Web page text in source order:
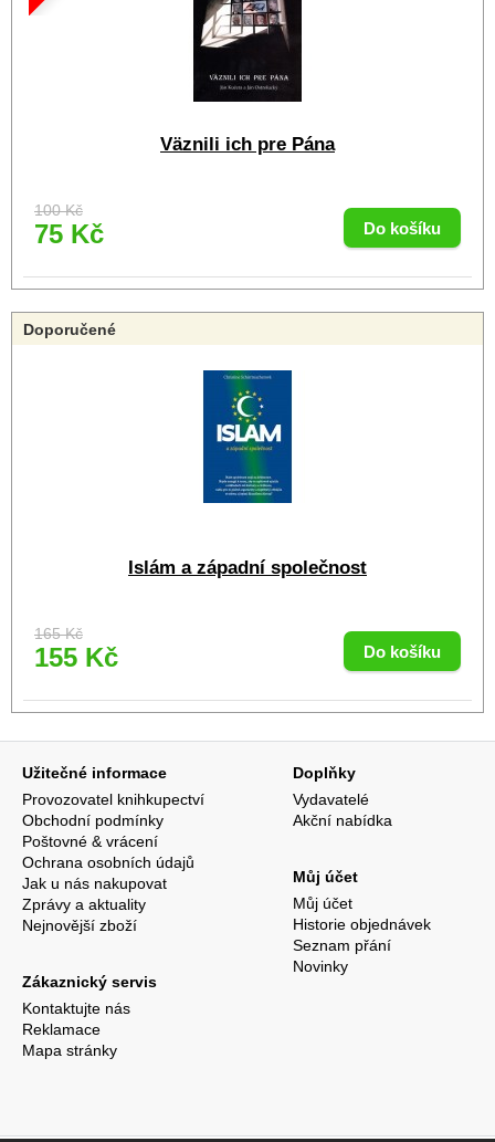
Väznili ich pre Pána
100 Kč
75 Kč
Doporučené
Islám a západní společnost
165 Kč
155 Kč
Užitečné informace
Provozovatel knihkupectví
Obchodní podmínky
Poštovné & vrácení
Ochrana osobních údajů
Jak u nás nakupovat
Zprávy a aktuality
Nejnovější zboží
Zákaznický servis
Kontaktujte nás
Reklamace
Mapa stránky
Doplňky
Vydavatelé
Akční nabídka
Můj účet
Můj účet
Historie objednávek
Seznam přání
Novinky